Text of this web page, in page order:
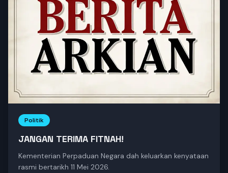
Politik
JANGAN TERIMA FITNAH!
Kementerian Perpaduan Negara dah keluarkan kenyataan
rasmi bertarikh 11 Mei 2026.